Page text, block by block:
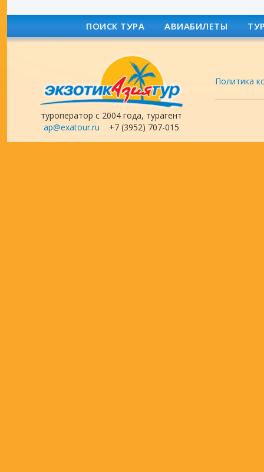
ПОИСК ТУРА АВИАБИЛЕТЫ
туроператор с 2004 года, турагент
ap@exatour.ru +7 (3952) 707-015
Политика